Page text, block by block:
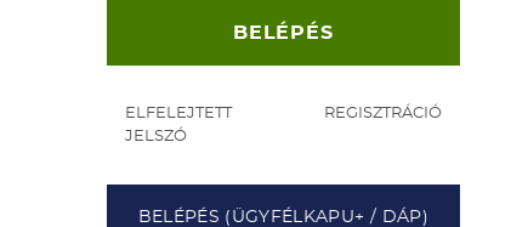
ELFELEJTETT
JELSZÓ
REGISZTRÁCIÓ
BELÉPÉS (ÜGYFÉLKAPU+ / DÁP)